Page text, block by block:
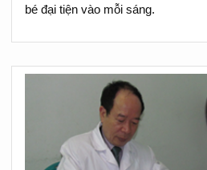
bé đại tiện vào mỗi sáng.